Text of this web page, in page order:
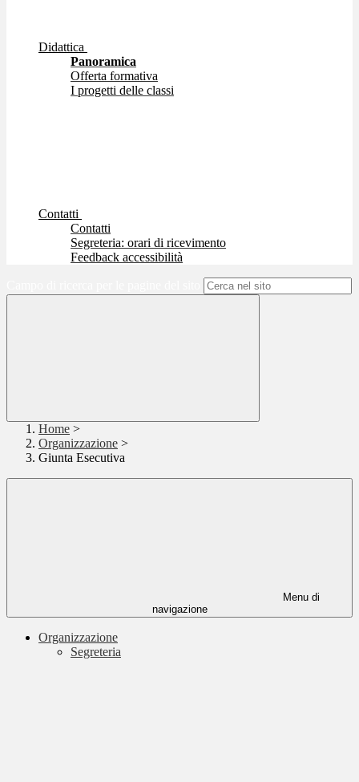
Didattica
Panoramica
Offerta formativa
I progetti delle classi
Contatti
Contatti
Segreteria: orari di ricevimento
Feedback accessibilità
Home >
Organizzazione >
Giunta Esecutiva
Menu di
navigazione
Organizzazione
Segreteria